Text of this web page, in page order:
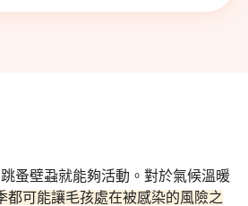
蚤壁蝨就能夠活動。對於氣候溫暖
都可能讓毛孩處在被感染的風險之